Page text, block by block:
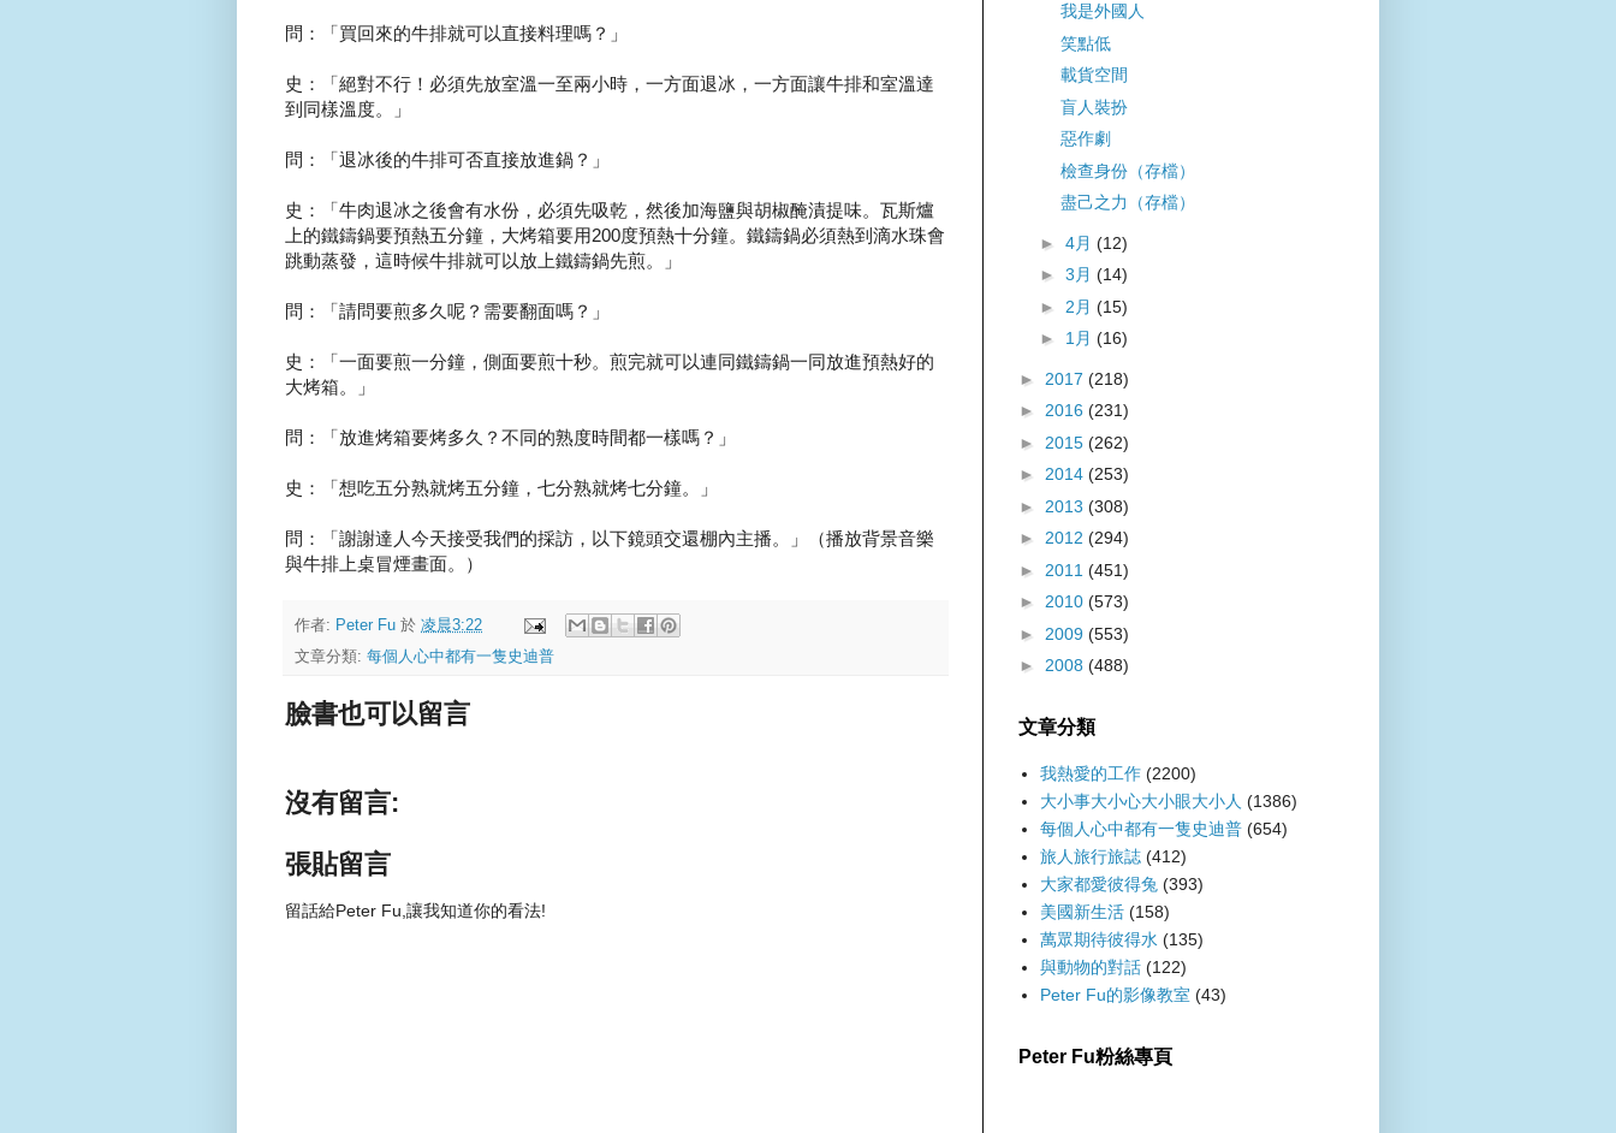
問：「買回來的牛排就可以直接料理嗎？」
史：「絕對不行！必須先放室溫一至兩小時，一方面退冰，一方面讓牛排和室溫達
到同樣溫度。」
問：「退冰後的牛排可否直接放進鍋？」
史：「牛肉退冰之後會有水份，必須先吸乾，然後加海鹽與胡椒醃漬提味。瓦斯爐
上的鐵鑄鍋要預熱五分鐘，大烤箱要用200度預熱十分鐘。鐵鑄鍋必須熱到滴水珠會
跳動蒸發，這時候牛排就可以放上鐵鑄鍋先煎。」
問：「請問要煎多久呢？需要翻面嗎？」
史：「一面要煎一分鐘，側面要煎十秒。煎完就可以連同鐵鑄鍋一同放進預熱好的
大烤箱。」
問：「放進烤箱要烤多久？不同的熟度時間都一樣嗎？」
史：「想吃五分熟就烤五分鐘，七分熟就烤七分鐘。」
問：「謝謝達人今天接受我們的採訪，以下鏡頭交還棚內主播。」（播放背景音樂
與牛排上桌冒煙畫面。）
作者: Peter Fu 於 凌晨3:22
文章分類: 每個人心中都有一隻史迪普
臉書也可以留言
沒有留言:
張貼留言
留話給Peter Fu,讓我知道你的看法!
我是外國人
笑點低
載貨空間
盲人裝扮
惡作劇
檢查身份（存檔）
盡己之力（存檔）
► 4月 (12)
► 3月 (14)
► 2月 (15)
► 1月 (16)
► 2017 (218)
► 2016 (231)
► 2015 (262)
► 2014 (253)
► 2013 (308)
► 2012 (294)
► 2011 (451)
► 2010 (573)
► 2009 (553)
► 2008 (488)
文章分類
我熱愛的工作 (2200)
大小事大小心大小眼大小人 (1386)
每個人心中都有一隻史迪普 (654)
旅人旅行旅誌 (412)
大家都愛彼得兔 (393)
美國新生活 (158)
萬眾期待彼得水 (135)
與動物的對話 (122)
Peter Fu的影像教室 (43)
Peter Fu粉絲專頁